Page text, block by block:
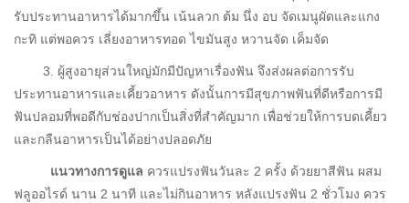
รับประทานอาหารได้มากขึ้น เน้นลวก ต้ม นึ่ง อบ จัดเมนูผัดและแกง
กะทิ แต่พอควร เลี่ยงอาหารทอด ไขมันสูง หวานจัด เค็มจัด
3. ผู้สูงอายุส่วนใหญ่มักมีปัญหาเรื่องฟัน จึงส่งผลต่อการรับ
ประทานอาหารและเคี้ยวอาหาร ดังนั้นการมีสุขภาพฟันที่ดีหรือการมี
ฟันปลอมที่พอดีกับช่องปากเป็นสิ่งที่สำคัญมาก เพื่อช่วยให้การบดเคี้ยว
และกลืนอาหารเป็นได้อย่างปลอดภัย
แนวทางการดูแล ควรแปรงฟันวันละ 2 ครั้ง ด้วยยาสีฟัน ผสม
ฟลูออไรด์ นาน 2 นาที และไม่กินอาหาร หลังแปรงฟัน 2 ชั่วโมง ควร